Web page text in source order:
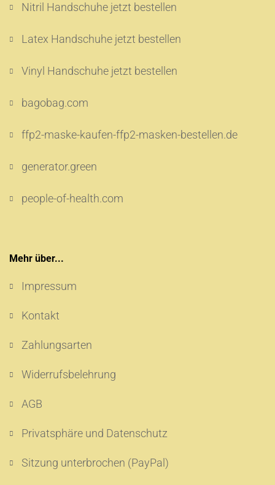
Nitril Handschuhe jetzt bestellen
Latex Handschuhe jetzt bestellen
Vinyl Handschuhe jetzt bestellen
bagobag.com
ffp2-maske-kaufen-ffp2-masken-bestellen.de
generator.green
people-of-health.com
Mehr über...
Impressum
Kontakt
Zahlungsarten
Widerrufsbelehrung
AGB
Privatsphäre und Datenschutz
Sitzung unterbrochen (PayPal)